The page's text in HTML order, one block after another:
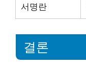
서명란
결론